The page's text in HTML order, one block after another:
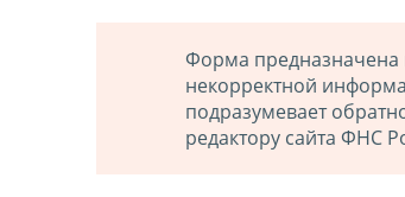
Форма предназначена
некорректной
подразумевает
редактору сайта ФНС